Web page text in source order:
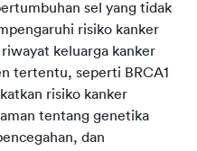
sel yang tidak
risiko kanker
keluarga kanker
tertentu, seperti BRCA1
risiko kanker
tentang genetika
dan